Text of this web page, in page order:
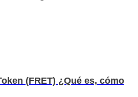
(FRET) ¿Qué es, cómo